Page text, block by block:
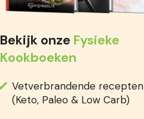
Bekijk onze Fysieke
Kookboeken
Vetverbrandende recepten
(Keto, Paleo & Low Carb)